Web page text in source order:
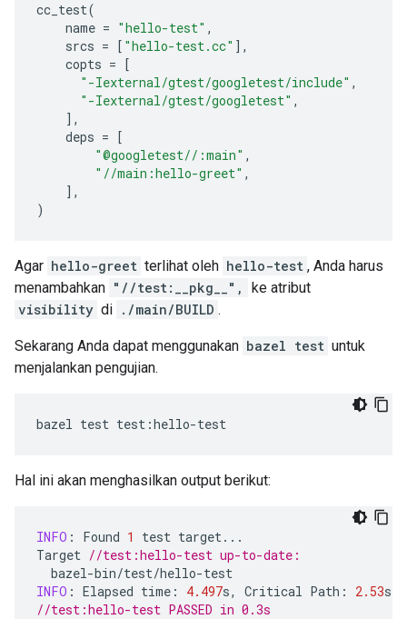
cc_test(
name = "hello-test" ,
srcs = [ "hello-test.cc" ],
copts = [
"-Iexternal/gtest/googletest/include" ,
"-Iexternal/gtest/googletest" ,
],
deps = [
"@googletest//:main" ,
"//main:hello-greet" ,
],
)
Agar hello-greet terlihat oleh hello-test , Anda harus
menambahkan "//test:__pkg__",
ke atribut
visibility di ./main/BUILD .
Sekarang Anda dapat menggunakan bazel test untuk
menjalankan pengujian.
bazel test test :hello-test
Hal ini akan menghasilkan output berikut:
INFO : Found 1 test target...
Target //test:hello-test up-to-date:
bazel-bin/test/hello-test
INFO : Elapsed time : 4.497s, Critical Path : 2.53s
//test:hello-test PASSED in 0.3s